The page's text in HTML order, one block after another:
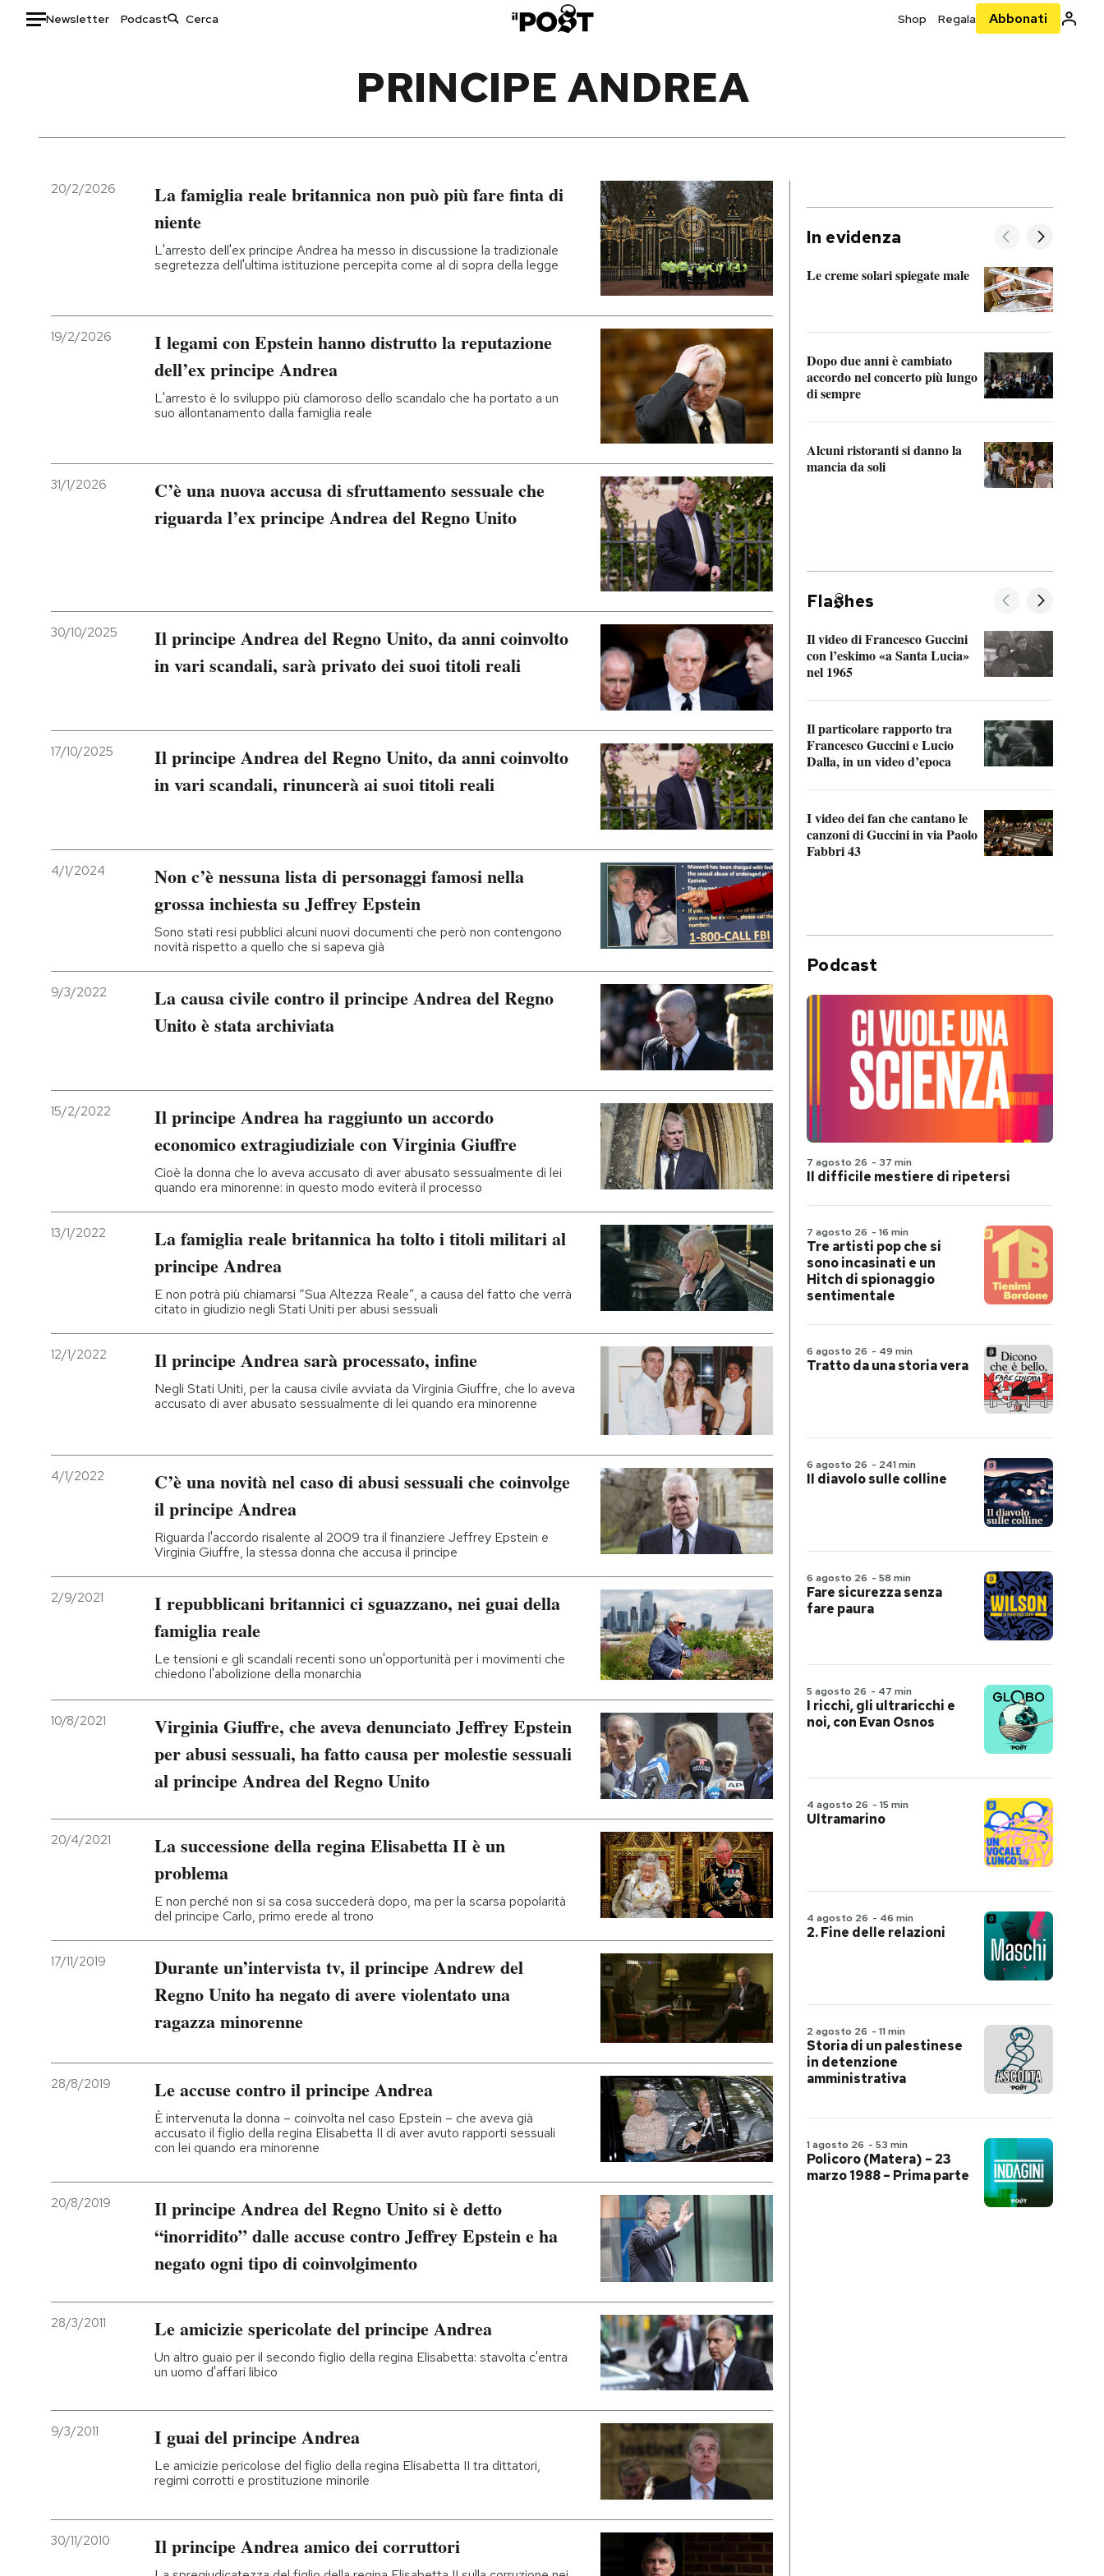
Newsletter Podcast Shop Regala Abbonati
Italia
Politica
Moda
Storie/Idee
Media
CALENDARIO
AREA PERSONALE
PRINCIPE ANDREA
20/2/2026
La famiglia reale britannica non può più fare finta di
niente
L'arresto dell'ex principe Andrea ha messo in discussione la tradizionale
segretezza dell'ultima istituzione percepita come al di sopra della legge
19/2/2026
I legami con Epstein hanno distrutto la reputazione
dell’ex principe Andrea
L'arresto è lo sviluppo più clamoroso dello scandalo che ha portato a un
suo allontanamento dalla famiglia reale
31/1/2026
C’è una nuova accusa di sfruttamento sessuale che
riguarda l’ex principe Andrea del Regno Unito
30/10/2025
Il principe Andrea del Regno Unito, da anni coinvolto
in vari scandali, sarà privato dei suoi titoli reali
17/10/2025
Il principe Andrea del Regno Unito, da anni coinvolto
in vari scandali, rinuncerà ai suoi titoli reali
4/1/2024
Non c’è nessuna lista di personaggi famosi nella
grossa inchiesta su Jeffrey Epstein
Sono stati resi pubblici alcuni nuovi documenti che però non contengono
novità rispetto a quello che si sapeva già
9/3/2022
La causa civile contro il principe Andrea del Regno
Unito è stata archiviata
15/2/2022
Il principe Andrea ha raggiunto un accordo
economico extragiudiziale con Virginia Giuffre
Cioè la donna che lo aveva accusato di aver abusato sessualmente di lei
quando era minorenne: in questo modo eviterà il processo
13/1/2022
La famiglia reale britannica ha tolto i titoli militari al
principe Andrea
E non potrà più chiamarsi “Sua Altezza Reale”, a causa del fatto che verrà
citato in giudizio negli Stati Uniti per abusi sessuali
12/1/2022 Il principe Andrea sarà processato, infine
Negli Stati Uniti, per la causa civile avviata da Virginia Giuffre, che lo aveva
accusato di aver abusato sessualmente di lei quando era minorenne
4/1/2022
C’è una novità nel caso di abusi sessuali che coinvolge
il principe Andrea
Riguarda l'accordo risalente al 2009 tra il finanziere Jeffrey Epstein e
Virginia Giuffre, la stessa donna che accusa il principe
2/9/2021
I repubblicani britannici ci sguazzano, nei guai della
famiglia reale
Le tensioni e gli scandali recenti sono un'opportunità per i movimenti che
chiedono l'abolizione della monarchia
10/8/2021
Virginia Giuffre, che aveva denunciato Jeffrey Epstein
per abusi sessuali, ha fatto causa per molestie sessuali
al principe Andrea del Regno Unito
20/4/2021
La successione della regina Elisabetta II è un
problema
E non perché non si sa cosa succederà dopo, ma per la scarsa popolarità
del principe Carlo, primo erede al trono
17/11/2019
Durante un’intervista tv, il principe Andrew del
Regno Unito ha negato di avere violentato una
ragazza minorenne
28/8/2019 Le accuse contro il principe Andrea
È intervenuta la donna – coinvolta nel caso Epstein – che aveva già
accusato il figlio della regina Elisabetta II di aver avuto rapporti sessuali
con lei quando era minorenne
20/8/2019
Il principe Andrea del Regno Unito si è detto
“inorridito” dalle accuse contro Jeffrey Epstein e ha
negato ogni tipo di coinvolgimento
28/3/2011 Le amicizie spericolate del principe Andrea
Un altro guaio per il secondo figlio della regina Elisabetta: stavolta c'entra
un uomo d'affari libico
9/3/2011 I guai del principe Andrea
Le amicizie pericolose del figlio della regina Elisabetta II tra dittatori,
regimi corrotti e prostituzione minorile
30/11/2010 Il principe Andrea amico dei corruttori
In evidenza
Le creme solari spiegate male
Dopo due anni è cambiato
accordo nel concerto più lungo
di sempre
Alcuni ristoranti si danno la
mancia da soli
Fla hes
Il video di Francesco Guccini
con l’eskimo «a Santa Lucia»
nel 1965
Il particolare rapporto tra
Francesco Guccini e Lucio
Dalla, in un video d’epoca
I video dei fan che cantano le
canzoni di Guccini in via Paolo
Fabbri 43
Podcast
7 agosto 26 - 37 min
Il difficile mestiere di ripetersi
7 agosto 26 - 16 min
Tre artisti pop che si
sono incasinati e un
Hitch di spionaggio
sentimentale
6 agosto 26 - 49 min
Tratto da una storia vera
6 agosto 26 - 241 min
Il diavolo sulle colline
6 agosto 26 - 58 min
Fare sicurezza senza
fare paura
5 agosto 26 - 47 min
I ricchi, gli ultraricchi e
noi, con Evan Osnos
4 agosto 26 - 15 min
Ultramarino
4 agosto 26 - 46 min
2. Fine delle relazioni
2 agosto 26 - 11 min
Storia di un palestinese
in detenzione
amministrativa
1 agosto 26 - 53 min
Policoro (Matera) – 23
marzo 1988 – Prima parte